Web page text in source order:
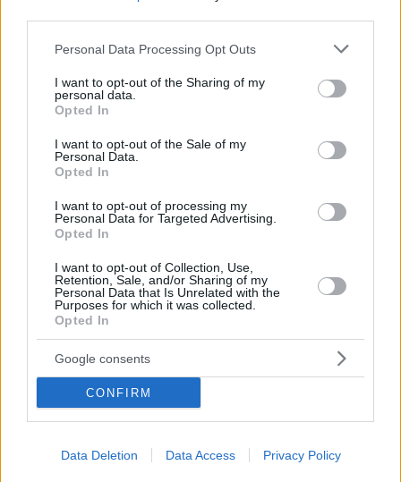
Please note that this website/app uses one or more Google
not limited to your visit or usage behaviour. You may click to
grant or deny consent to Google and its third-party tags to
use your data for below specified purposes in below Google
consent section.
Personal Data Processing Opt Outs
I want to opt-out of the Sharing of my
personal data.
Opted In
I want to opt-out of the Sale of my
Personal Data.
Opted In
I want to opt-out of processing my
Personal Data for Targeted Advertising.
Opted In
I want to opt-out of Collection, Use,
Retention, Sale, and/or Sharing of my
Personal Data that Is Unrelated with the
Purposes for which it was collected.
Opted In
Google consents
CONFIRM
Data Deletion Data Access Privacy Policy
Κοινοποιήστε